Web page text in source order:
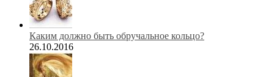
Каким должно быть обручальное кольцо?
26.10.2016